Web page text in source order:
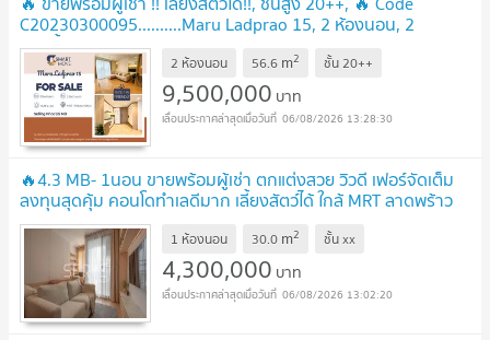
C20230300095..........Maru Ladprao 15, 2 ห้องนอน, 2
ห้องน้ำ, แต่งครบ, ราคาพิเศษ!!📣📣
2 ห้องนอน 56.6 m2 ชั้น20++
9,500,000 บาท
06/08/2026 13:28:30
🔥4.3 MB- 1นอน ขายพร้อมผู้เช่า ตกแต่งสวย วิวดี เฟอร์จัดเต็ม
ลงทุนสุดคุ้ม คอนโดทำเลดีมาก เลี้ยงสัตว์ได้ ใกล้ MRT ลาดพร้าว
@ Maru Ladprao 15
1 ห้องนอน 30.0 m2 ชั้นxx
4,300,000 บาท
06/08/2026 13:02:20